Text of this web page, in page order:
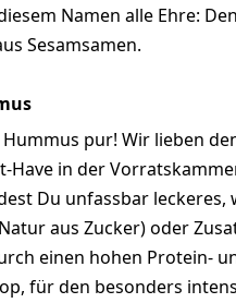
Namen alle Ehre:
Sesamsamen.
pur! Wir lieben
in der
Du unfassbar
aus Zucker) oder
einen hohen Protein-
für den besonders